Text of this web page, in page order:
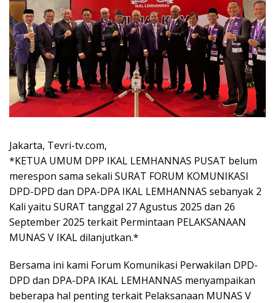
Jakarta, Tevri-tv.com,
*KETUA UMUM DPP IKAL LEMHANNAS PUSAT belum
merespon sama sekali SURAT FORUM KOMUNIKASI
DPD-DPD dan DPA-DPA IKAL LEMHANNAS sebanyak 2
Kali yaitu SURAT tanggal 27 Agustus 2025 dan 26
September 2025 terkait Permintaan PELAKSANAAN
MUNAS V IKAL dilanjutkan.*
Bersama ini kami Forum Komunikasi Perwakilan DPD-
DPD dan DPA-DPA IKAL LEMHANNAS menyampaikan
beberapa hal penting terkait Pelaksanaan MUNAS V